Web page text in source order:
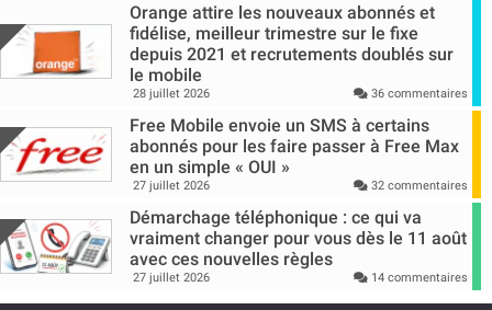
Orange attire les nouveaux abonnés et
fidélise, meilleur trimestre sur le fixe
depuis 2021 et recrutements doublés sur
le mobile
28 juillet 2026 36 commentaires
Free Mobile envoie un SMS à certains
abonnés pour les faire passer à Free Max
en un simple « OUI »
27 juillet 2026 32 commentaires
Démarchage téléphonique : ce qui va
vraiment changer pour vous dès le 11 août
avec ces nouvelles règles
27 juillet 2026 14 commentaires